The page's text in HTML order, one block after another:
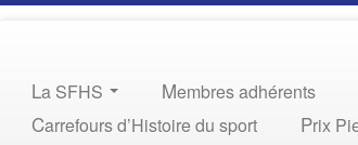
La SFHS Membres adhérents
Carrefours d’Histoire du sport
Prix